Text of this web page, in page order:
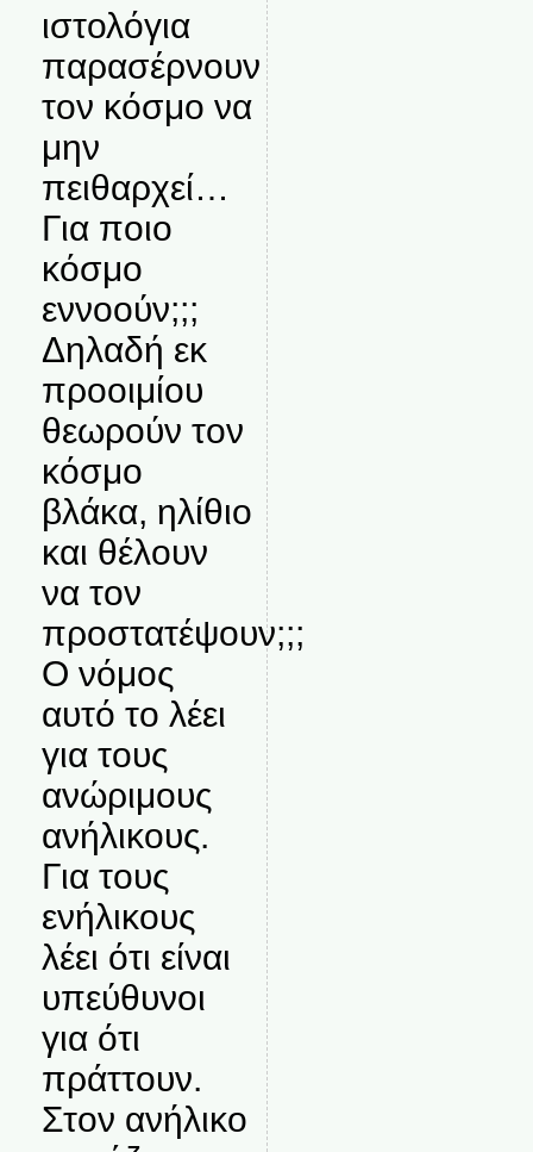
ιστολόγια
παρασέρνουν
τον κόσμο να
μην
πειθαρχεί…
Για ποιο
κόσμο
εννοούν;;;
Δηλαδή εκ
προοιμίου
θεωρούν τον
κόσμο
βλάκα, ηλίθιο
και θέλουν
να τον
προστατέψουν;;;
Ο νόμος
αυτό το λέει
για τους
ανώριμους
ανήλικους.
Για τους
ενήλικους
λέει ότι είναι
υπεύθυνοι
για ότι
πράττουν.
Στον ανήλικο